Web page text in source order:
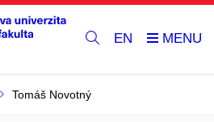
EN
Tomáš Novotný